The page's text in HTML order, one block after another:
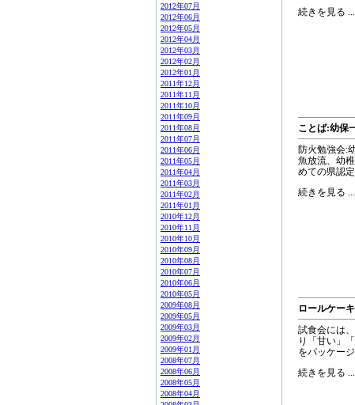
2012年07月
2012年06月
2012年05月
2012年04月
2012年03月
2012年02月
2012年01月
2011年12月
2011年11月
2011年10月
2011年09月
2011年08月
2011年07月
2011年06月
2011年05月
2011年04月
2011年03月
2011年02月
2011年01月
2010年12月
2010年11月
2010年10月
2010年09月
2010年08月
2010年07月
2010年06月
2010年05月
2009年08月
2009年05月
2009年03月
2009年02月
2009年01月
2008年07月
2008年06月
2008年05月
2008年04月
続きを見る ...
ことば:幼保
防火勉強会:
魚放流、幼
めての県認
続きを見る ...
ロールケー
試食会には
り「甘い」
をパッケー
続きを見る ...